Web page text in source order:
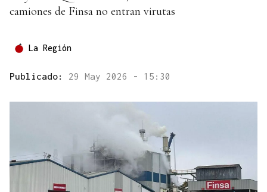
camiones de Finsa no entran virutas
La Región
Publicado: 29 May 2026 - 15:30